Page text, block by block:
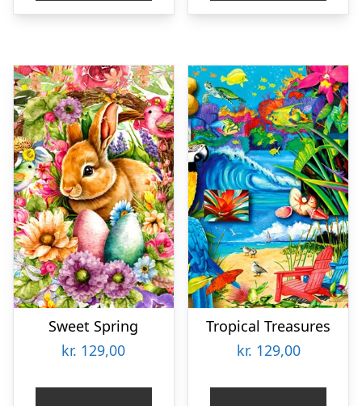
Sweet Spring
kr. 129,00
Tropical Treasures
kr. 129,00